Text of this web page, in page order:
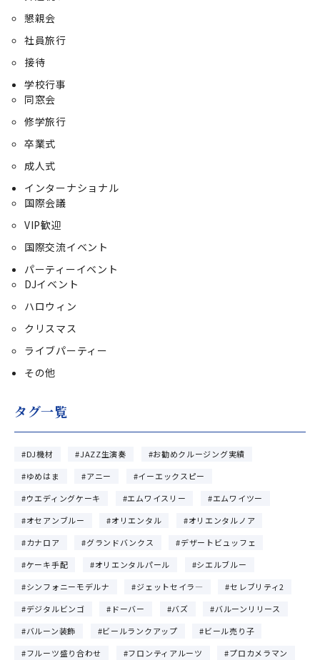
懇親会
社員旅行
接待
学校行事
同窓会
修学旅行
卒業式
成人式
インターナショナル
国際会議
VIP歓迎
国際交流イベント
パーティーイベント
DJイベント
ハロウィン
クリスマス
ライブパーティー
その他
タグ一覧
DJ機材 JAZZ生演奏
お勧めクルージング実績
ゆめはま
アニー
イーエックスピー
ウエディングケーキ
エムワイスリー
エムワイツー
オセアンブルー
オリエンタル
オリエンタルノア
カナロア
グランドバンクス
デザートビュッフェ
ケーキ手配
オリエンタルパール
シエルブルー
シンフォニーモデルナ
ジェットセイラ―
セレブリティ2
デジタルビンゴ
ドーバー バズ
バルーンリリース
バルーン装飾
ビールランクアップ
ビール売り子
フルーツ盛り合わせ
フロンティアルーツ
プロカメラマン